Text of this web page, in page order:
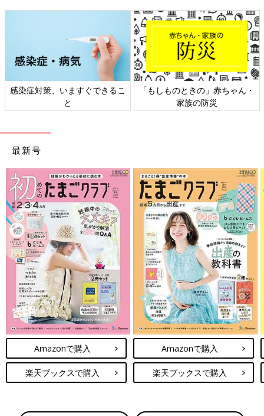
きに『これいいよ、これはちゃんと発信したほうがいいよ』と言
ってくださったんです。後日、家にあらためて取材に来てくれ
て、絵本をその事業者さんのホームページに載せてくれました。
そういったことがいろいろと重なって、思った以上の反響をいた
だくことに。正直、驚きました。
これまで障害児の親として『子どもが障害を持って生まれてきた
のには何か意味がある。自分には何かできるんじゃないか』とい
て、『絵本から障害への理解を広めるような活動をしたい』と思
うようになったんです」（庄司さん）
その時期から、本格的に絵本作家として活動を始めた庄司さん。
より絵本の目的がわかりやすい肩書がいいと、ご自身を“インク
ルーシブ絵本作家”と名乗るように。
その後、多くの人に重心児のことを知ってもらう活動として
2023年にクラウドファンディング（以下クラファン）を実施。
集まった資金で、庄司さんが出版した絵本を全国の重心児支援施
設に無料配布する取り組みを始めました。
「クラファン経験者の先輩方からは『個人の“絵本を配りたい”と
いう思いだけで終わらせないように。この活動が社会や未来にど
うつながっていくかを、応援してくださったみなさんに見せてい
こう』とアドバイスをいただきました。
それをきっかけに、“自分1人だけではできないことを実現し、発
信できる場所”をつくりたいと『絵本屋だっこ』の立ち上げを決
意。“絵本で障害への理解を広める”という私の目標も、ただ作品
をつくっただけではなかなか実現できないので、『絵本屋だっ
と思いました。
感染症対策、いますぐできるこ
と
「もしものときの」赤ちゃん・
家族の防災
最新号
Amazonで購入
楽天ブックスで購入
Amazonで購入
楽天ブックスで購入